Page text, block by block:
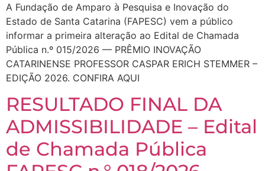
A Fundação de Amparo à Pesquisa e Inovação do
Estado de Santa Catarina (FAPESC) vem a público
informar a primeira alteração ao Edital de Chamada
Pública n.º 015/2026 — PRÊMIO INOVAÇÃO
CATARINENSE PROFESSOR CASPAR ERICH STEMMER –
EDIÇÃO 2026. CONFIRA AQUI
RESULTADO FINAL DA
ADMISSIBILIDADE – Edital
de Chamada Pública